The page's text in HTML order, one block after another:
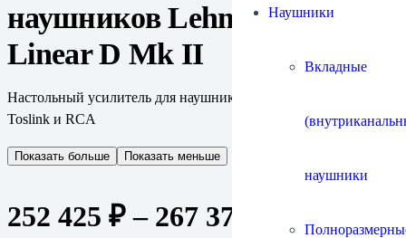
Наушники
Вкладные
наушники
наушников Lehmann Audio
Linear D Mk II
Настольный усилитель для наушников и ЦАП cо входами
Toslink и RCA
Показать больше Показать меньше
252 425 ₽ – 267 375
Диапазон